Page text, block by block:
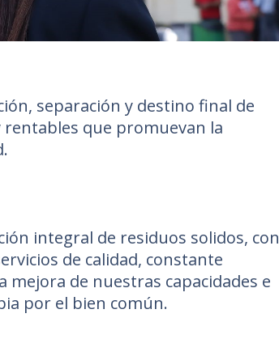
separación y destino final de
que promuevan la
integral de residuos solidos, con
de calidad, constante
mejora de nuestras capacidades e
por el bien común.